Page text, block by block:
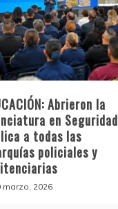
Abrieron la
en Seguridad
a todas las
policiales y
marzo, 2026